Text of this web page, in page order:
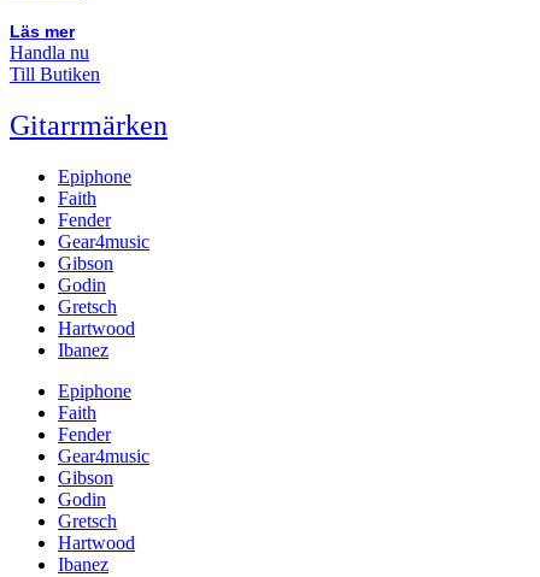
Läs mer
Handla nu
Till Butiken
Gitarrmärken
Epiphone
Faith
Fender
Gear4music
Gibson
Godin
Gretsch
Hartwood
Ibanez
Epiphone
Faith
Fender
Gear4music
Gibson
Godin
Gretsch
Hartwood
Ibanez